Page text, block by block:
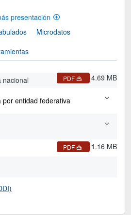
presentación
Microdatos
nacional PDF 4.69 MB
por entidad federativa
PDF 1.16 MB